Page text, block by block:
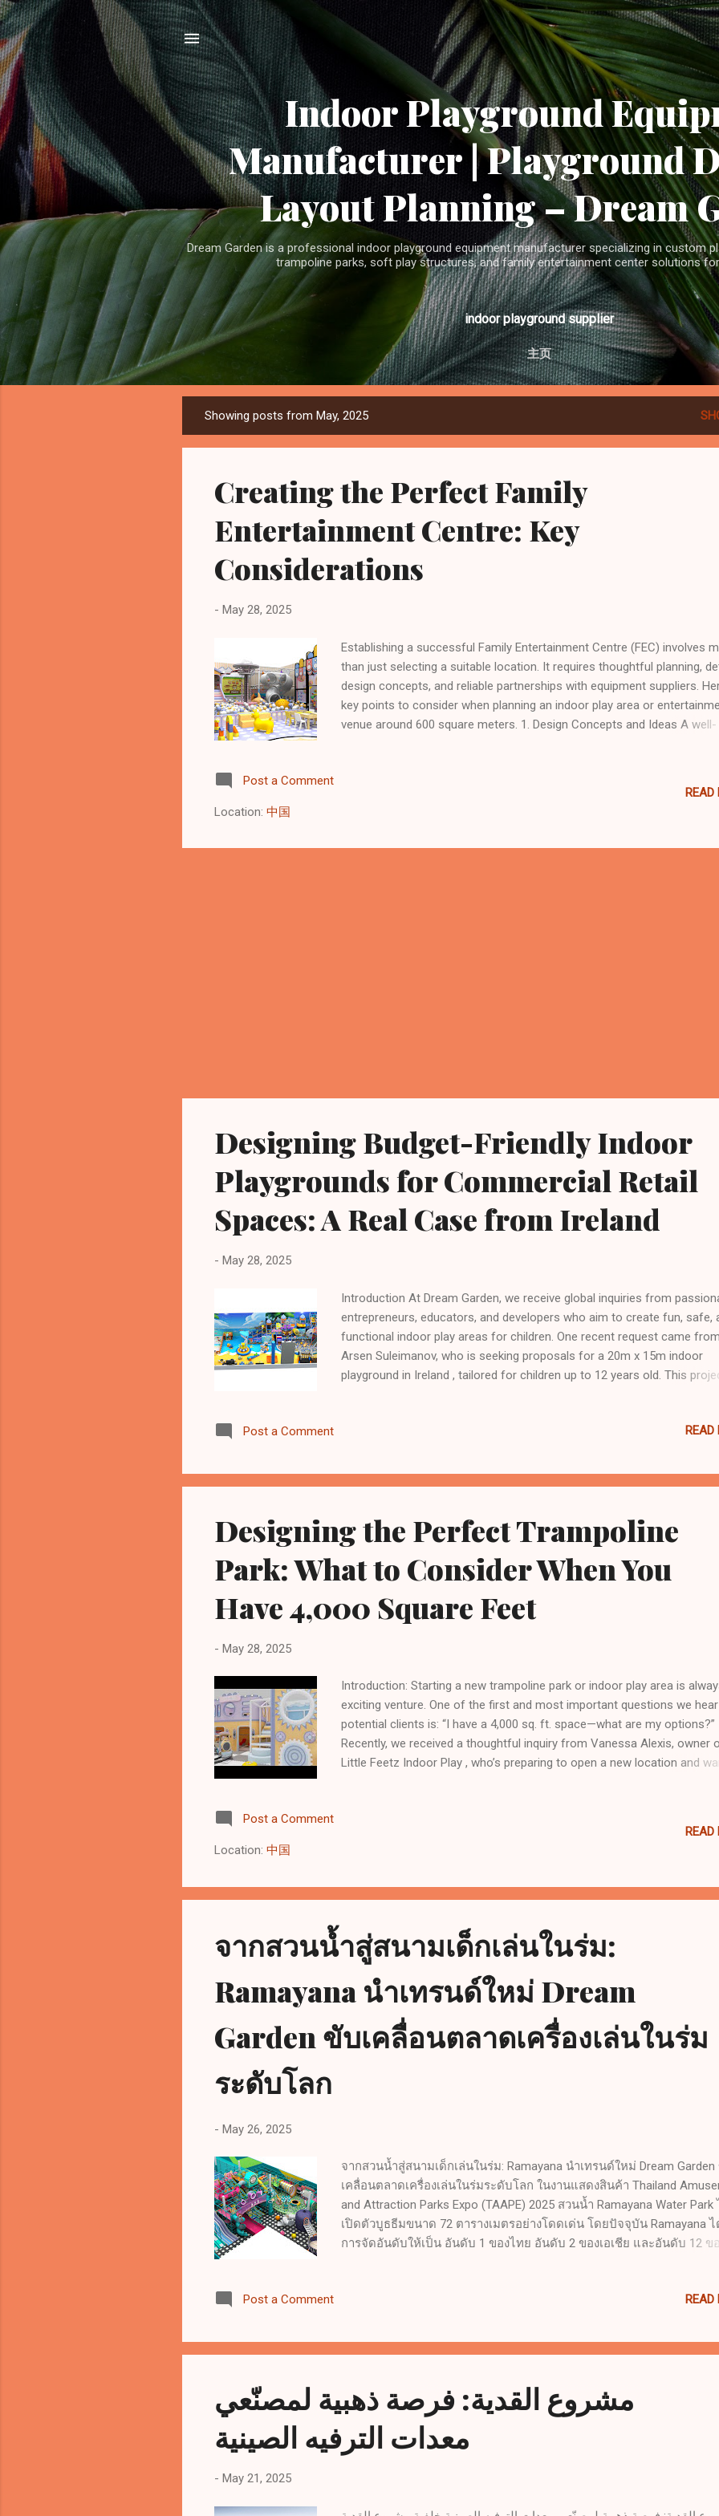
Skip to main content
Indoor Playground
Manufacturer | Playground
Layout Planning – Dream
Dream Garden is a professional indoor playground equipment manufacturer specializing in custom
trampoline parks, soft play structures, and family entertainment center solutions
indoor playground supplier
主页
o
Showing posts from May, 2025
Creating the Perfect Family
Entertainment Centre: Key
Considerations
- May 28, 2025
Establishing a successful Family Entertainment Centre (FEC) involves
than just selecting a suitable location. It requires thoughtful planning,
design concepts, and reliable partnerships with equipment suppliers.
key points to consider when planning an indoor play area or
venue around 600 square meters. 1. Design Concepts and Ideas A well-
play areas, inflatables, climbing structures, trampolines, and interactive
Post a Comment
Location: 中国
READ
Designing Budget-Friendly Indoor
Playgrounds for Commercial Retail
Spaces: A Real Case from Ireland
- May 28, 2025
Introduction At Dream Garden, we receive global inquiries from
entrepreneurs, educators, and developers who aim to create fun, safe,
functional indoor play areas for children. One recent request came from
Arsen Suleimanov, who is seeking proposals for a 20m x 15m indoor
playground in Ireland , tailored for children up to 12 years old. This
Client Needed Location : Ireland Space Dimensions : 300 m² (20m x
Commercial indoor soft play centre in a retail unit Installation : By
own team Budget : Limited—multiple pricing options requested Our
– Designing separate play zones for toddlers (1–3 yrs), preschoolers
yrs), and older childr...
Post a Comment READ
Designing the Perfect Trampoline
Park: What to Consider When You
Have 4,000 Square Feet
- May 28, 2025
Introduction: Starting a new trampoline park or indoor play area is
exciting venture. One of the first and most important questions we
potential clients is: “I have a 4,000 sq. ft. space—what are my options?”
Recently, we received a thoughtful inquiry from Vanessa Alexis, owner
Little Feetz Indoor Play , who’s preparing to open a new location and
underestimate how ceiling height can impact the types of play
equipment: Basic trampolines and foam pits: 14–16 feet Multi-level play
dodgeball courts: 20–24 feet Adequat...
Post a Comment
Location: 中国
READ
จากสวนน้ำสู่สนามเด็กเล่นในร่ม:
Ramayana นำเทรนด์ใหม่ Dream
Garden ขับเคลื่อนตลาดเครื่องเล่นในร่ม
ระดับโลก
- May 26, 2025
จากสวนน้ำสู่สนามเด็กเล่นในร่ม: Ramayana นำเทรนด์ใหม่ Dream
เคลื่อนตลาดเครื่องเล่นในร่มระดับโลก ในงานแสดงสินค้า Thailand
and Attraction Parks Expo (TAAPE) 2025 สวนน้ำ Ramayana Water Park
เปิดตัวบูธธีมขนาด 72 ตารางเมตรอย่างโดดเด่น โดยปัจจุบัน Ramayana
การจัดอันดับให้เป็น อันดับ 1 ของไทย อันดับ 2 ของเอเชีย และอันดับ 12 ข
บันเทิงของไทยก็กำลังก้าวเข้าสู่การเปลี่ยนผ่านจาก สวนน้ำกลางแจ้ง ไปสู่
โลก: สนามเด็กเล่นในร่มกำลังเติบโตอย่างรวดเร็ว จากข้อมูลของ Dream
บนเว็บไซต์ Made-in-China.com ภายในช่วง 30 วันที่ผ่านมา พบว่า: ภูมิภาค
สัดส่วนผู้เข้าชม สัดส่วนคำถามสินค้า ยุโรป 27.93% 16.76% อเมริกาเหนือ
17.66% อเมริกาใต้ 13.87% 17.12% แอฟริกา 8.66% 14.23% เอเชียตะวันออ
ใต้ 8.87% 6.85% ตะวั...
Post a Comment READ
مشروع القدية: فرصة ذهبية لمصنّعي
معدات الترفيه الصينية
- May 21, 2025